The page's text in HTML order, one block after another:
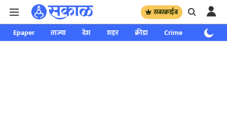
सबस्क्राईब
Epaper ताज्या देश शहर क्रीडा Crime साप्ताहिक